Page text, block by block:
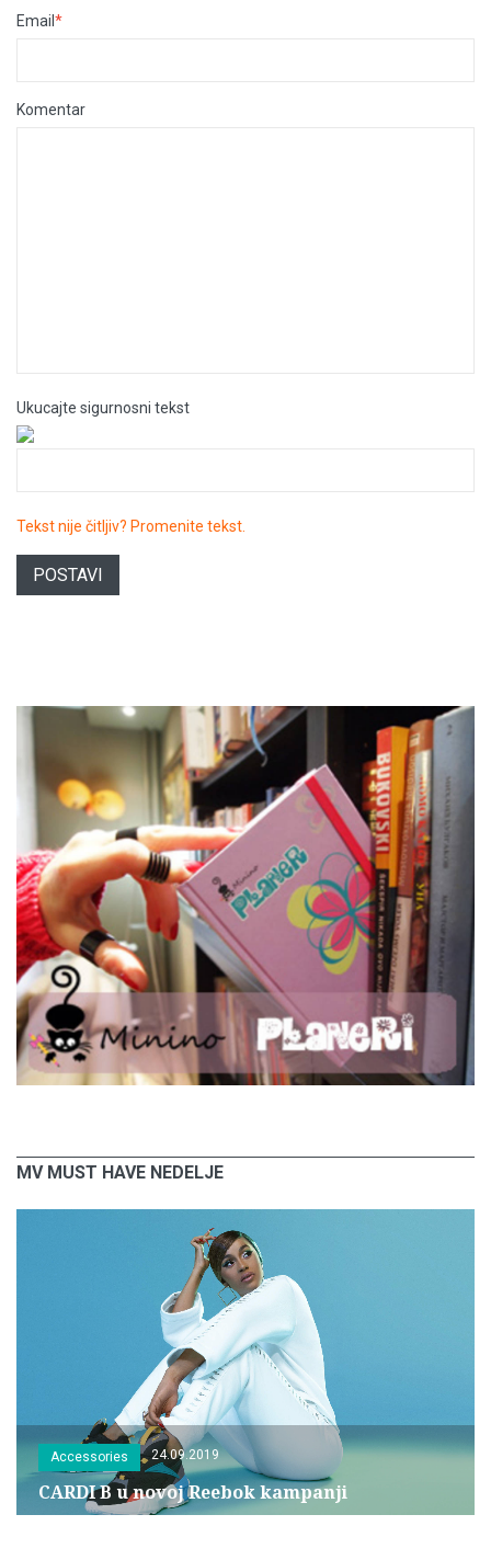
Email*
Komentar
Ukucajte sigurnosni tekst
Tekst nije čitljiv? Promenite tekst.
POSTAVI
MV MUST HAVE NEDELJE
Accessories 24.09.2019
CARDI B u novoj Reebok kampanji